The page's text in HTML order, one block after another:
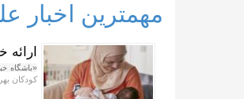
مهمترین اخبار
«باشگاه
کودکان